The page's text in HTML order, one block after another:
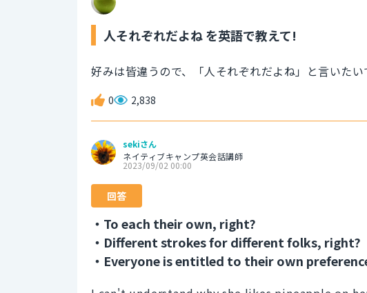
人それぞれだよね を英語で教えて!
好みは皆違うので、「人それぞれだよね」と言いたい
0 2,838
sekiさん
ネイティブキャンプ英会話講師
2023/09/02 00:00
回答
・To each their own, right?
・Different strokes for different folks, right?
・Everyone is entitled to their own